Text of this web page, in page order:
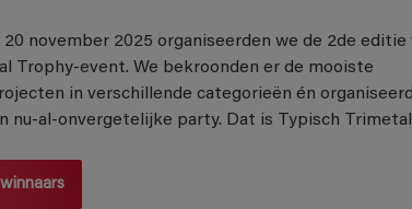
20 november 2025 organiseerden we de 2de editie
Trophy-event. We bekroonden er de mooiste
in verschillende categorieën én
nu-al-onvergetelijke party. Dat is Typisch